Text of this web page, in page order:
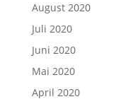
August 2020
Juli 2020
Juni 2020
Mai 2020
April 2020